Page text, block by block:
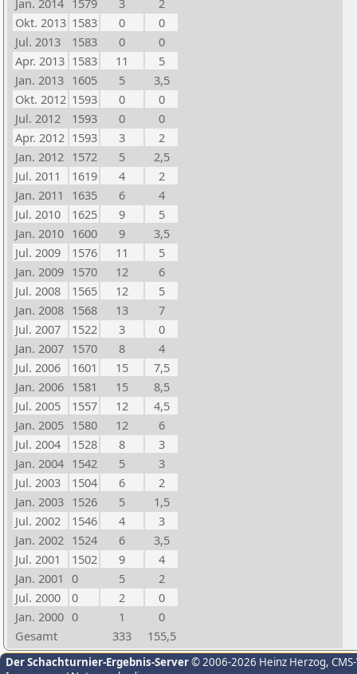
Jan. 2014 1579 3
2
Okt. 2013 1583 0
0
Jul. 2013
1583 0
0
Apr. 2013 1583 11
5
Jan. 2013 1605 5
3,5
Okt. 2012 1593 0
0
Jul. 2012
1593 0
0
Apr. 2012 1593 3
2
Jan. 2012 1572 5
2,5
Jul. 2011
1619 4
2
Jan. 2011
1635 6
4
Jul. 2010
1625 9
5
Jan. 2010 1600 9
3,5
Jul. 2009
1576 11
5
Jan. 2009 1570 12
6
Jul. 2008
1565 12
5
Jan. 2008 1568 13
7
Jul. 2007
1522 3
0
Jan. 2007 1570 8
4
Jul. 2006
1601 15
7,5
Jan. 2006 1581 15
8,5
Jul. 2005
1557 12
4,5
Jan. 2005 1580 12
6
Jul. 2004
1528 8
3
Jan. 2004 1542 5
3
Jul. 2003
1504 6
2
Jan. 2003 1526 5
1,5
Jul. 2002
1546 4
3
Jan. 2002 1524 6
3,5
Jul. 2001
1502 9
4
Jan. 2001 0 5
2
Jul. 2000
0 2
0
Jan. 2000 0 1
0
Gesamt
333 155,5
Der Schachturnier-Ergebnis-Server© 2006-2026 Heinz Herzog,